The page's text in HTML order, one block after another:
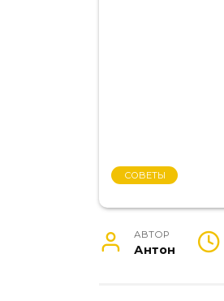
СОВЕТЫ
АВТОР
Антон